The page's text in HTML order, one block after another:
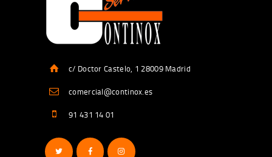
c/ Doctor Castelo, 1 28009 Madrid
comercial@continox.es
91 431 14 01